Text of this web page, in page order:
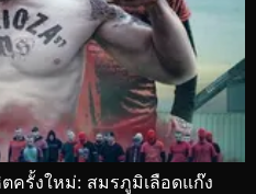
ครั้งใหม่: สมรภูมิเลือดแก๊ง